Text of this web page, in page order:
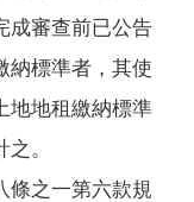
成審查前已公告
納標準者，其使
地地租繳納標準
。
條之一第六款規